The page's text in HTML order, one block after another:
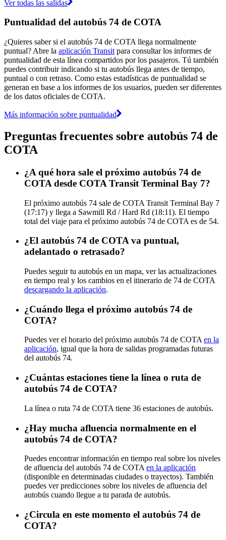
Ver todas las salidas
Puntualidad del autobús 74 de COTA
¿Quieres saber si el autobús 74 de COTA llega normalmente
puntual? Abre la aplicación Transit para consultar los informes de
puntualidad de esta línea compartidos por los pasajeros. Tú también
puedes contribuir indicando si tu autobús llega antes de tiempo,
puntual o con retraso. Como estas estadísticas de puntualidad se
generan en base a los informes de los usuarios, pueden ser diferentes
de los datos oficiales de COTA.
Más información sobre puntualidad
Preguntas frecuentes sobre autobús 74 de
COTA
¿A qué hora sale el próximo autobús 74 de
COTA desde COTA Transit Terminal Bay 7?
El próximo autobús 74 sale de COTA Transit Terminal Bay 7
(17:17) y llega a Sawmill Rd / Hard Rd (18:11). El tiempo
total del viaje para el próximo autobús 74 de COTA es de 54.
¿El autobús 74 de COTA va puntual,
adelantado o retrasado?
Puedes seguir tu autobús en un mapa, ver las actualizaciones
en tiempo real y los cambios en el itinerario de 74 de COTA
descargando la aplicación.
¿Cuándo llega el próximo autobús 74 de
COTA?
Puedes ver el horario del próximo autobús 74 de COTA en la
aplicación, igual que la hora de salidas programadas futuras
del autobús 74.
¿Cuántas estaciones tiene la línea o ruta de
autobús 74 de COTA?
La línea o ruta 74 de COTA tiene 36 estaciones de autobús.
¿Hay mucha afluencia normalmente en el
autobús 74 de COTA?
Puedes encontrar información en tiempo real sobre los niveles
de afluencia del autobús 74 de COTA en la aplicación
(disponible en determinadas ciudades o trayectos). También
puedes ver predicciones sobre los niveles de afluencia del
autobús cuando llegue a tu parada de autobús.
¿Circula en este momento el autobús 74 de
COTA?